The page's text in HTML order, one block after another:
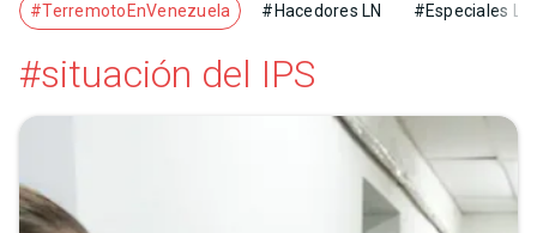
#TerremotoEnVenezuela #Hacedores LN #Especiales LN
#situación del IPS